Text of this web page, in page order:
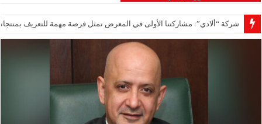
شركة “ألادي”: مشاركتنا الأولى في المعرض تمثل فرصة مهمة للتعريف